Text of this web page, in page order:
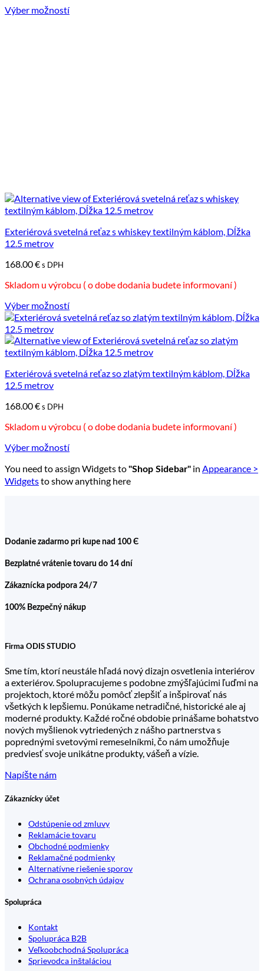
Výber možností
Exteriérová svetelná reťaz s whiskey textilným káblom, Dĺžka
12.5 metrov
168.00€s DPH
Skladom u výrobcu ( o dobe dodania budete informovaní )
Výber možností
Tento
produkt
má
viacero
Možnosti
si
vybrať
stránke
produktu.
Exteriérová svetelná reťaz so zlatým textilným káblom, Dĺžka
12.5 metrov
168.00€s DPH
Skladom u výrobcu ( o dobe dodania budete informovaní )
Výber možností
produkt
má
môžete
na
produktu.
You need to assign Widgets to"Shop Sidebar" in Appearance >
Widgetsto show anything here
Dodanie zadarmo pri kupe nad 100 Є
Bezplatné vrátenie tovaru do 14 dní
Zákaznícka podpora 24/7
100% Bezpečný nákup
Firma ODIS STUDIO
Sme tím, ktorí neustále hľadá nový dizajn osvetlenia interiérov
a exteriérov. Spolupracujeme s podobne zmýšľajúcimi ľuďmi na
projektoch, ktoré môžu pomôcť zlepšiť a inšpirovať nás
všetkých k lepšiemu. Ponúkame netradičné, historické ale aj
moderné produkty. Každé ročné obdobie prinášame bohatstvo
nových myšlienok vytriedených z nášho partnerstva s
poprednými svetovými remeselníkmi, čo nám umožňuje
predviesť svoje unikátne produkty, vášeň a vízie.
Napíšte nám
Zákaznícky účet
Odstúpenie od zmluvy
Reklamácie tovaru
Obchodné podmienky
Reklamačné podmienky
Alternatívne riešenie sporov
Ochrana osobných údajov
Spolupráca
Kontakt
Spolupráca B2B
Veľkoobchodná Spolupráca
Sprievodca inštaláciou